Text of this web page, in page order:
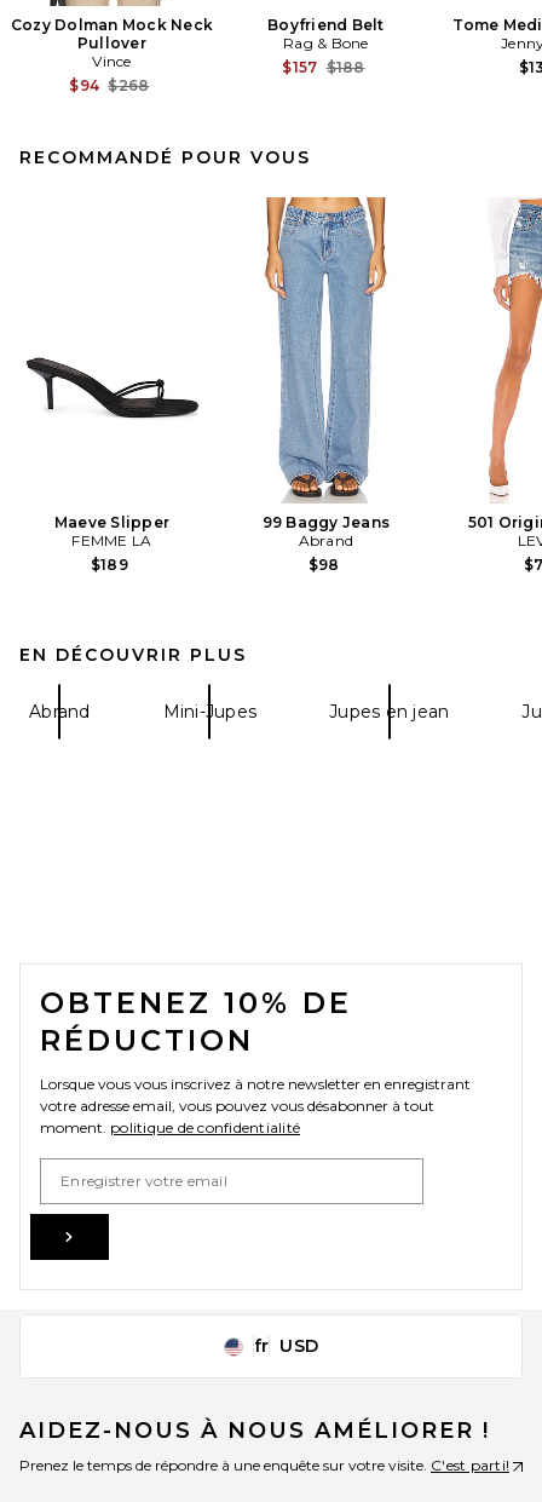
Cozy Dolman Mock Neck
Pullover
Vince
$94 Previous price:
$268
Boyfriend Belt
Rag & Bone
$157 Previous price:
$188
Tome
RECOMMANDÉ POUR VOUS
Maeve Slipper
FEMME LA
$189
99 Baggy Jeans
Abrand
$98
501
EN DÉCOUVRIR PLUS
Abrand Mini-Jupes Jupes en jean
FOOTER
OBTENEZ 10% DE
RÉDUCTION
Lorsque vous vous inscrivez à notre newsletter en enregistrant
votre adresse email, vous pouvez vous désabonner à tout
moment. politique de confidentialité
Change Country Regions
fr USD
AIDEZ-NOUS À NOUS AMÉLIORER !
Prenez le temps de répondre à une enquête sur votre visite. C'est parti!